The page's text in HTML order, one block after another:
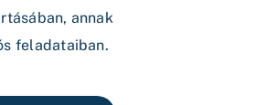
annak
feladataiban.